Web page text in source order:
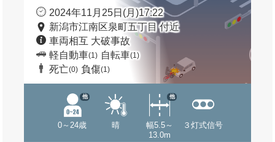
2024年11月25日(月)17:22
新潟市江南区泉町五丁目 付近
車両相互 大破事故
軽自動車(1) 自転車(1)
死亡(0) 負傷(1)
0～24歳
他
晴
幅5.5～
13.0m
他
３灯式信号